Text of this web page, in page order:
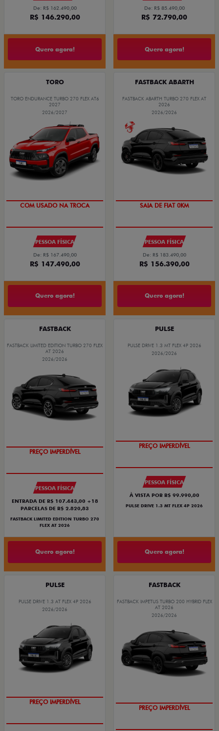
De: R$ 162.490,00
R$ 146.290,00
Quero agora!
De: R$ 85.490,00
R$ 72.790,00
Quero agora!
TORO
TORO ENDURANCE TURBO 270 FLEX AT6
2027
2026/2027
PESSOA FÍSICA
De: R$ 167.490,00
R$ 147.490,00
Quero agora!
FASTBACK ABARTH
FASTBACK ABARTH TURBO 270 FLEX AT
2026
2026/2026
PESSOA FÍSICA
De: R$ 183.490,00
R$ 156.390,00
Quero agora!
FASTBACK
FASTBACK LIMITED EDITION TURBO 270 FLEX
AT 2026
2026/2026
PESSOA FÍSICA
ENTRADA DE R$ 107.443,00 +18
PARCELAS DE R$ 2.820,83
FASTBACK LIMITED EDITION TURBO 270
FLEX AT 2026
Quero agora!
PULSE
PULSE DRIVE 1.3 MT FLEX 4P 2026
2026/2026
PESSOA FÍSICA
À VISTA POR R$ 99.990,00
PULSE DRIVE 1.3 MT FLEX 4P 2026
Quero agora!
PULSE
PULSE DRIVE 1.3 AT FLEX 4P 2026
2026/2026
BARATO DO BRASIL
FASTBACK
FASTBACK IMPETUS TURBO 200 HYBRID FLEX
AT 2026
2026/2026